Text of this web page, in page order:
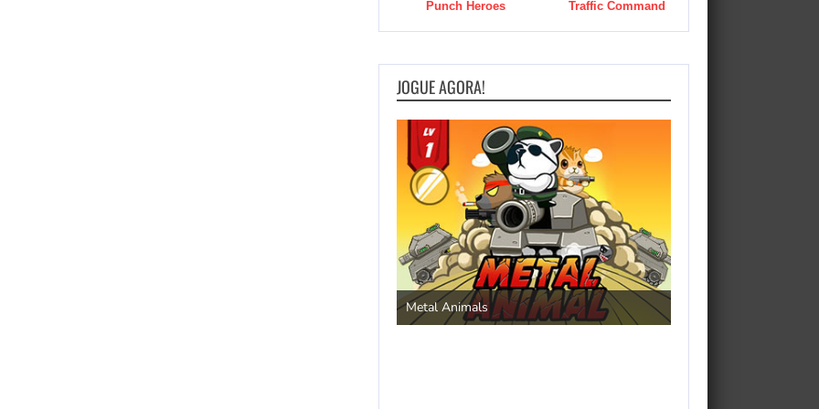
Punch Heroes Traffic Command
JOGUE AGORA!
Metal Animals